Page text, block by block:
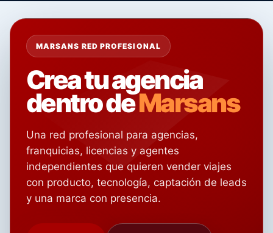
MARSANS RED PROFESIONAL
Crea tu agencia
dentro deMarsans
Una red profesional para agencias,
franquicias, licencias y agentes
independientes que quieren vender viajes
con producto, tecnología, captación de leads
y una marca con presencia.